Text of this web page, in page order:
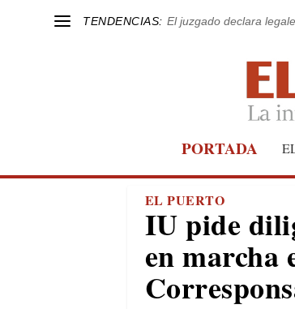
TENDENCIAS: El juzgado declara
PORTADA
EL PUERTO
IU pide
en marcha